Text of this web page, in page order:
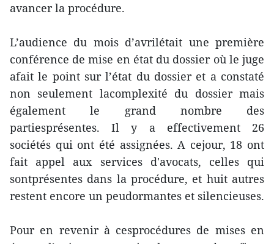
avancer la procédure.
L’audience du mois d’avrilétait une première
conférence de mise en état du dossier où le juge
afait le point sur l’état du dossier et a constaté
non seulement lacomplexité du dossier mais
également le grand nombre des
partiesprésentes. Il y a effectivement 26
sociétés qui ont été assignées. A cejour, 18 ont
fait appel aux services d'avocats, celles qui
sontprésentes dans la procédure, et huit autres
restent encore un peudormantes et silencieuses.
Pour en revenir à cesprocédures de mises en